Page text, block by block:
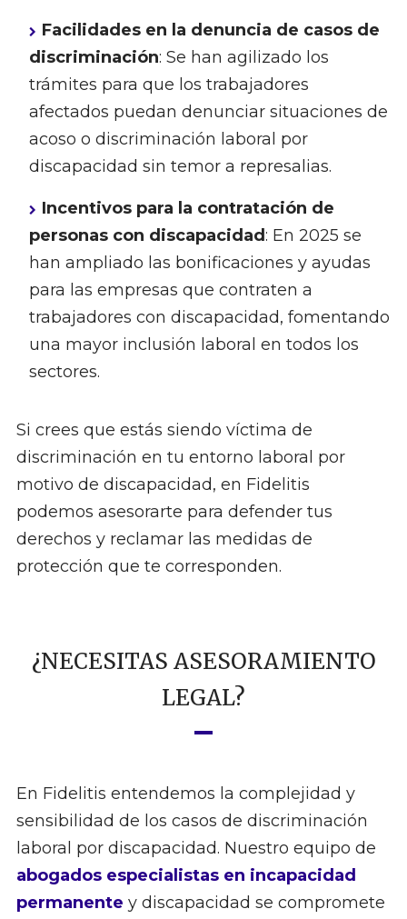
Facilidades en la denuncia de casos de
discriminación: Se han agilizado los
trámites para que los trabajadores
afectados puedan denunciar situaciones de
acoso o discriminación laboral por
discapacidad sin temor a represalias.
Incentivos para la contratación de
personas con discapacidad: En 2025 se
han ampliado las bonificaciones y ayudas
para las empresas que contraten a
trabajadores con discapacidad, fomentando
una mayor inclusión laboral en todos los
sectores.
Si crees que estás siendo víctima de
discriminación en tu entorno laboral por
motivo de discapacidad, en Fidelitis
podemos asesorarte para defender tus
derechos y reclamar las medidas de
protección que te corresponden.
¿NECESITAS ASESORAMIENTO
LEGAL?
En Fidelitis entendemos la complejidad y
sensibilidad de los casos de discriminación
laboral por discapacidad. Nuestro equipo de
abogados especialistas en incapacidad
permanente y discapacidad se compromete